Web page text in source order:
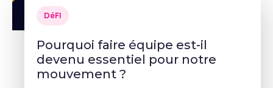
DéFI
Pourquoi faire équipe est-il
devenu essentiel pour notre
mouvement ?